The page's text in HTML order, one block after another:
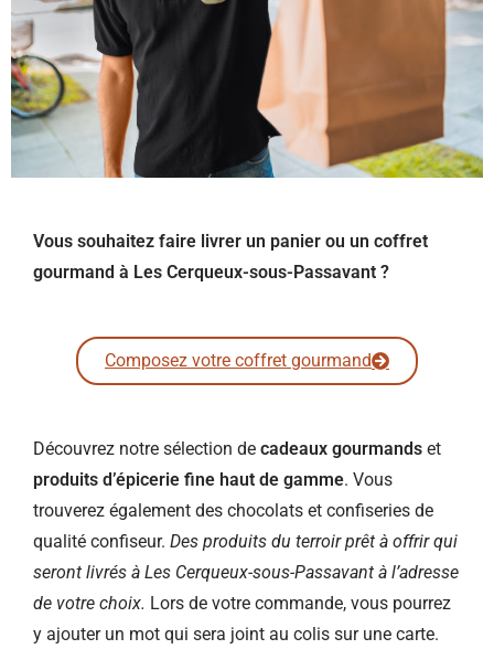
Vous souhaitez faire livrer un panier ou un coffret
gourmand à Les Cerqueux-sous-Passavant ?
Composez votre coffret gourmand
Découvrez notre sélection de cadeaux gourmands et
produits d’épicerie fine haut de gamme. Vous
trouverez également des chocolats et confiseries de
qualité confiseur. Des produits du terroir prêt à offrir qui
seront livrés à Les Cerqueux-sous-Passavant à l’adresse
de votre choix. Lors de votre commande, vous pourrez
y ajouter un mot qui sera joint au colis sur une carte.